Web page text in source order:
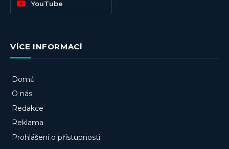
YouTube
VÍCE INFORMACÍ
Domů
O nás
Redakce
Reklama
Prohlášení o přístupnosti